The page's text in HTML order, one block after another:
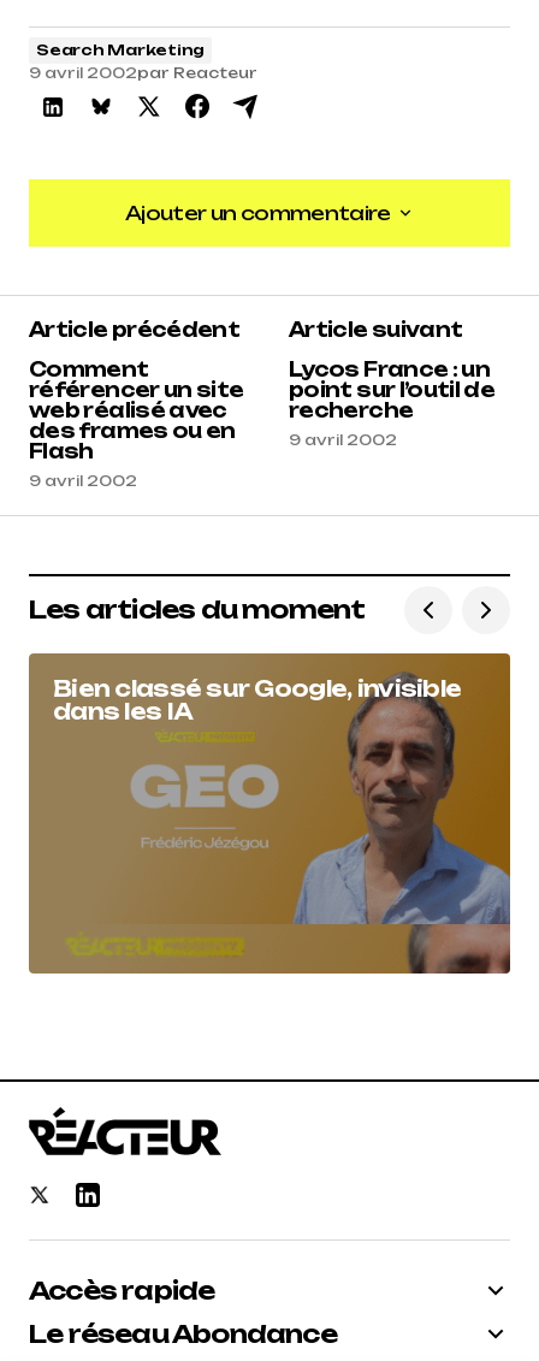
Search Marketing
9 avril 2002par Reacteur
Ajouter un commentaire
Ajouter un commentaire
Article précédent
Comment
référencer un site
web réalisé avec
des frames ou en
Flash
9 avril 2002
Article suivant
Lycos France : un
point sur l’outil de
recherche
9 avril 2002
Les articles du moment
Bien classé sur Google, invisible
dans les IA
Accès rapide
Le réseau Abondance